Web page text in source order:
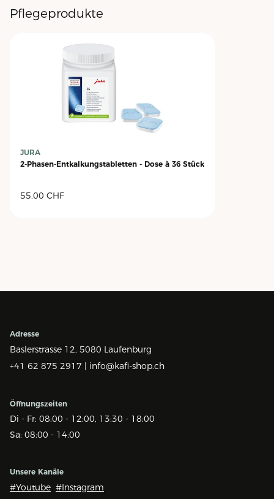
Pflegeprodukte
JURA
2-Phasen-Entkalkungstabletten - Dose à 36 Stück
55.00 CHF
Adresse
Baslerstrasse 12, 5080 Laufenburg
+41 62 875 2917 | info@kafi-shop.ch
Öffnungszeiten
Di - Fr: 08:00 - 12:00, 13:30 - 18:00
Sa: 08:00 - 14:00
Unsere Kanäle
#Youtube #Instagram